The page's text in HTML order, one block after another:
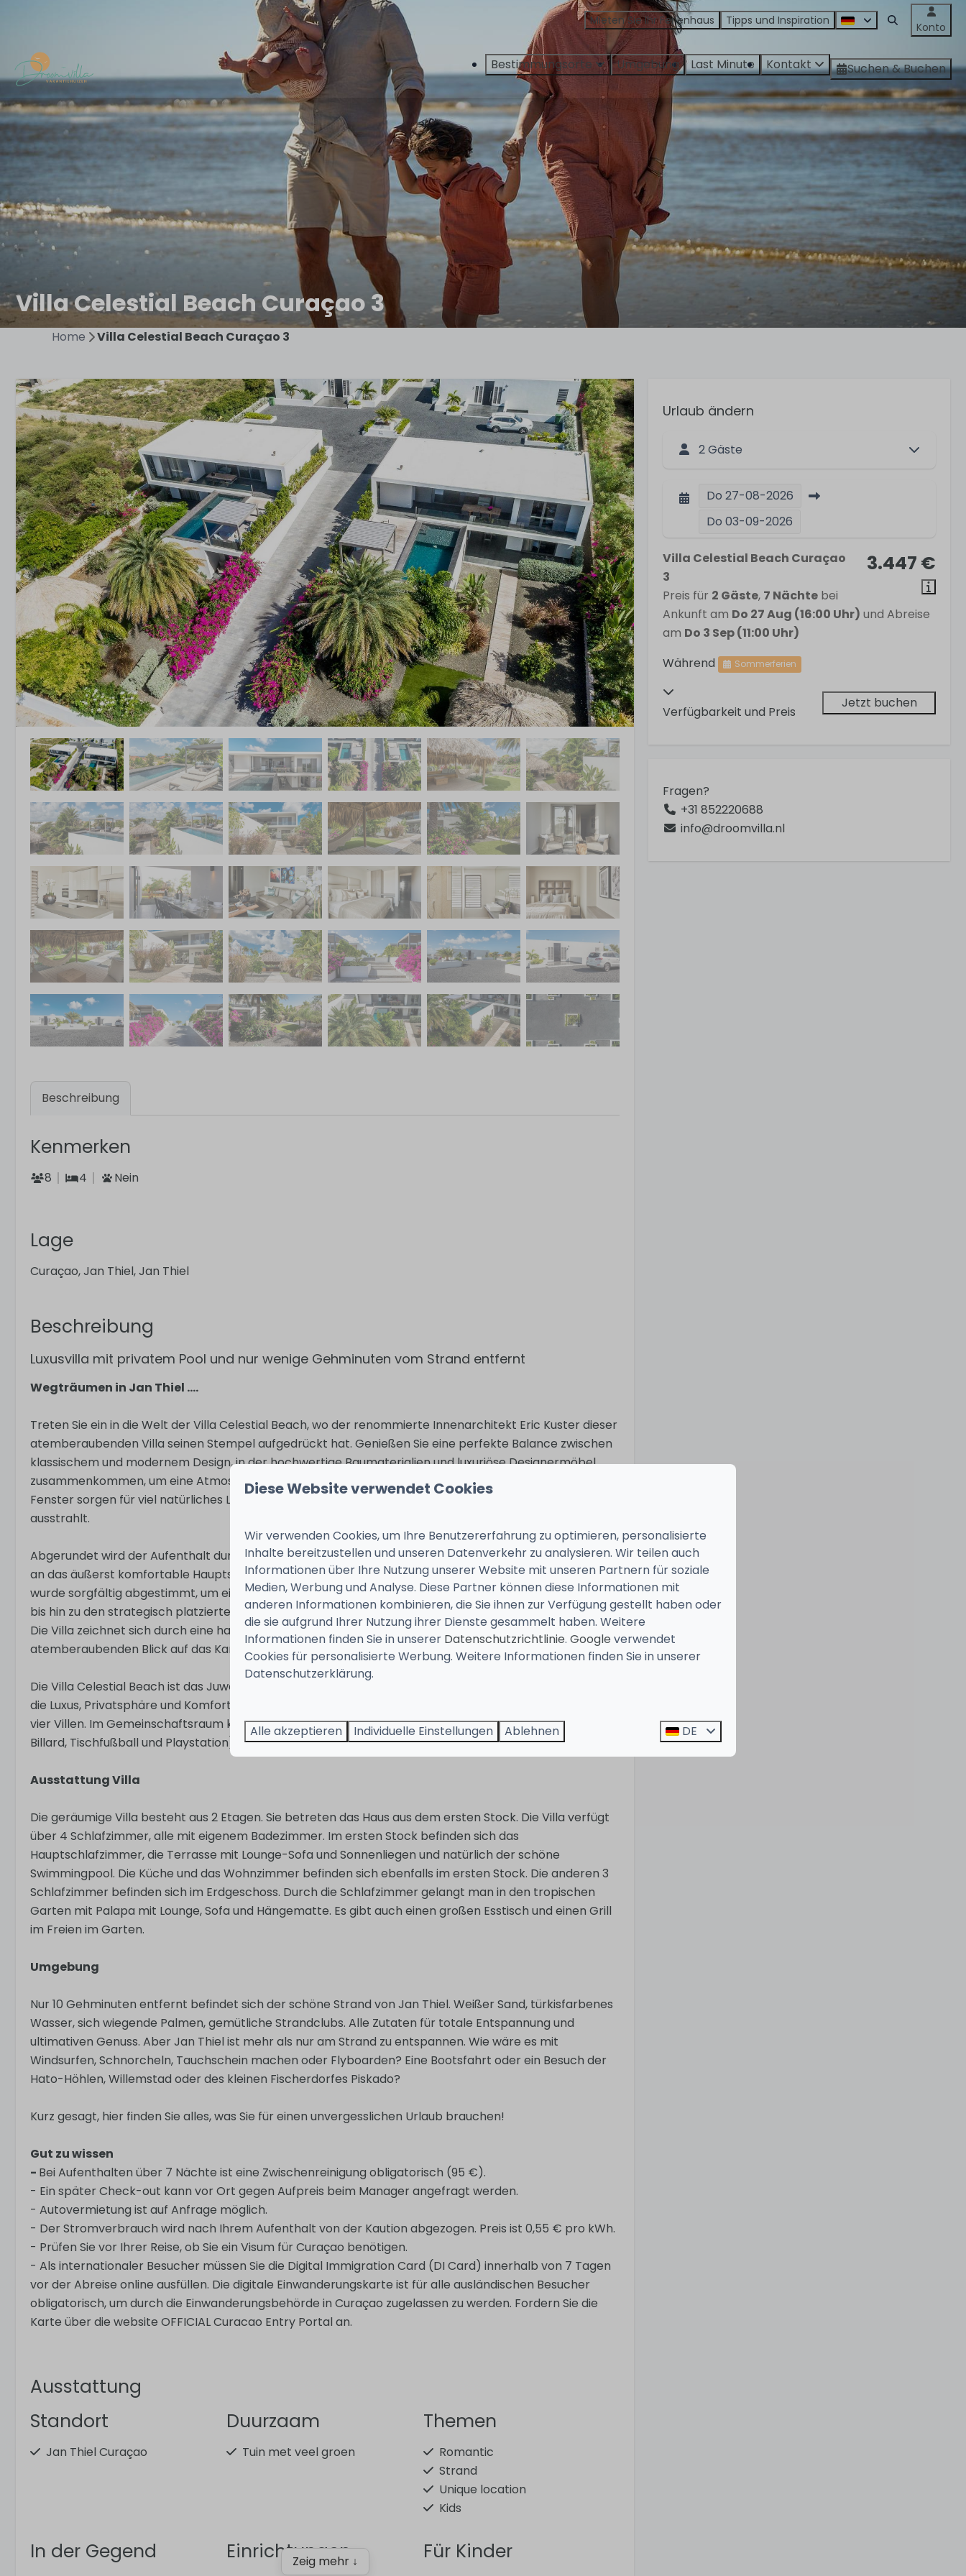
Mieten Sie Ihr Ferienhaus Tipps und Inspiration Konto
Bestimmungsorte Umgebung Last Minute Kontakt Suchen & Buchen
Villa Celestial Beach Curaçao 3
Home Villa Celestial Beach Curaçao 3
Beschreibung
Kenmerken
8 4 Nein
Lage
Curaçao, Jan Thiel, Jan Thiel
Beschreibung
Luxusvilla mit privatem Pool und nur wenige Gehminuten vom Strand entfernt
Wegträumen in Jan Thiel ....
Treten Sie ein in die Welt der Villa Celestial Beach, wo der renommierte Innenarchitekt Eric Kuster dieser
atemberaubenden Villa seinen Stempel aufgedrückt hat. Genießen Sie eine perfekte Balance zwischen
klassischem und modernem Design, in der hochwertige Baumaterialien und luxuriöse Designermöbel
zusammenkommen, um eine Atmosphäre purer Eleganz zu schaffen. Die hohen Decken und großen
Fenster sorgen für viel natürliches Licht und schaffen eine geräumige Oase, die Ruhe und Raffinesse
ausstrahlt.
Abgerundet wird der Aufenthalt durch einen privaten Swimmingpool in der obersten Etage, der direkt
an das äußerst komfortable Hauptschlafzimmer angrenzt. Jedes Detail in der Villa Celestial Beach
wurde sorgfältig abgestimmt, um ein einzigartiges Erlebnis zu bieten, von der reichhaltigen Einrichtung
bis hin zu den strategisch platzierten Designerlampen, die den Raum mit einem warmen Licht erhellen.
Die Villa zeichnet sich durch eine harmonische Kombination aus Farben und Licht aus, mit einem
atemberaubenden Blick auf das Karibische Meer.
Die Villa Celestial Beach ist das Juwel des Vista Royal Viertels in Jan Thiel, eine wahre Oase für diejenigen,
die Luxus, Privatsphäre und Komfort suchen. Die Residenz, auf der sich diese Villa befindet, besteht aus
vier Villen. Im Gemeinschaftsraum können Sie den Fitnessraum und das Spielzimmer (mit Billardtisch,
Billard, Tischfußball und Playstation) nutzen.
Ausstattung Villa
Die geräumige Villa besteht aus 2 Etagen. Sie betreten das Haus aus dem ersten Stock. Die Villa verfügt
über 4 Schlafzimmer, alle mit eigenem Badezimmer. Im ersten Stock befinden sich das
Hauptschlafzimmer, die Terrasse mit Lounge-Sofa und Sonnenliegen und natürlich der schöne
Swimmingpool. Die Küche und das Wohnzimmer befinden sich ebenfalls im ersten Stock. Die anderen 3
Schlafzimmer befinden sich im Erdgeschoss. Durch die Schlafzimmer gelangt man in den tropischen
Garten mit Palapa mit Lounge, Sofa und Hängematte. Es gibt auch einen großen Esstisch und einen Grill
im Freien im Garten.
Umgebung
Nur 10 Gehminuten entfernt befindet sich der schöne Strand von Jan Thiel. Weißer Sand, türkisfarbenes
Wasser, sich wiegende Palmen, gemütliche Strandclubs. Alle Zutaten für totale Entspannung und
ultimativen Genuss. Aber Jan Thiel ist mehr als nur am Strand zu entspannen. Wie wäre es mit
Windsurfen, Schnorcheln, Tauchschein machen oder Flyboarden? Eine Bootsfahrt oder ein Besuch der
Hato-Höhlen, Willemstad oder des kleinen Fischerdorfes Piskado?
Kurz gesagt, hier finden Sie alles, was Sie für einen unvergesslichen Urlaub brauchen!
Gut zu wissen
- Bei Aufenthalten über 7 Nächte ist eine Zwischenreinigung obligatorisch (95 €).
- Ein später Check-out kann vor Ort gegen Aufpreis beim Manager angefragt werden.
- Autovermietung ist auf Anfrage möglich.
- Der Stromverbrauch wird nach Ihrem Aufenthalt von der Kaution abgezogen. Preis ist 0,55 € pro kWh.
- Prüfen Sie vor Ihrer Reise, ob Sie ein Visum für Curaçao benötigen.
- Als internationaler Besucher müssen Sie die Digital Immigration Card (DI Card) innerhalb von 7 Tagen
vor der Abreise online ausfüllen. Die digitale Einwanderungskarte ist für alle ausländischen Besucher
obligatorisch, um durch die Einwanderungsbehörde in Curaçao zugelassen zu werden. Fordern Sie die
Karte über die website OFFICIAL Curacao Entry Portal an.
Ausstattung
Standort
Jan Thiel Curaçao
Duurzaam
Tuin met veel groen
Themen
Romantic
Strand
Unique location
Kids
In der Gegend Einrichtungen Für Kinder
Zeig mehr ↓
Urlaub ändern
2 Gäste
Do 27-08-2026
Do 03-09-2026
3.447 €
Villa Celestial Beach Curaçao
3
Preis für 2 Gäste, 7 Nächte bei
Ankunft am Do 27 Aug (16:00 Uhr) und Abreise
am Do 3 Sep (11:00 Uhr)
Während
Sommerferien
Verfügbarkeit und Preis
Jetzt buchen
Fragen?
+31 852220688
info@droomvilla.nl
Diese Website verwendet Cookies
Wir verwenden Cookies, um Ihre Benutzererfahrung zu optimieren, personalisierte
Inhalte bereitzustellen und unseren Datenverkehr zu analysieren. Wir teilen auch
Informationen über Ihre Nutzung unserer Website mit unseren Partnern für soziale
Medien, Werbung und Analyse. Diese Partner können diese Informationen mit
anderen Informationen kombinieren, die Sie ihnen zur Verfügung gestellt haben oder
die sie aufgrund Ihrer Nutzung ihrer Dienste gesammelt haben. Weitere
Informationen finden Sie in unserer Datenschutzrichtlinie. Google verwendet
Cookies für personalisierte Werbung. Weitere Informationen finden Sie in unserer
Datenschutzerklärung.
Alle akzeptieren Individuelle Einstellungen Ablehnen DE